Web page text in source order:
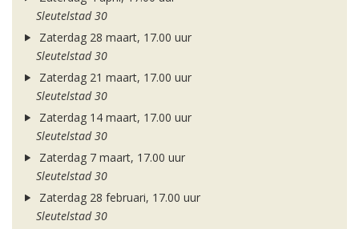
Sleutelstad 30
Zaterdag 28 maart, 17.00 uur
Sleutelstad 30
Zaterdag 21 maart, 17.00 uur
Sleutelstad 30
Zaterdag 14 maart, 17.00 uur
Sleutelstad 30
Zaterdag 7 maart, 17.00 uur
Sleutelstad 30
Zaterdag 28 februari, 17.00 uur
Sleutelstad 30